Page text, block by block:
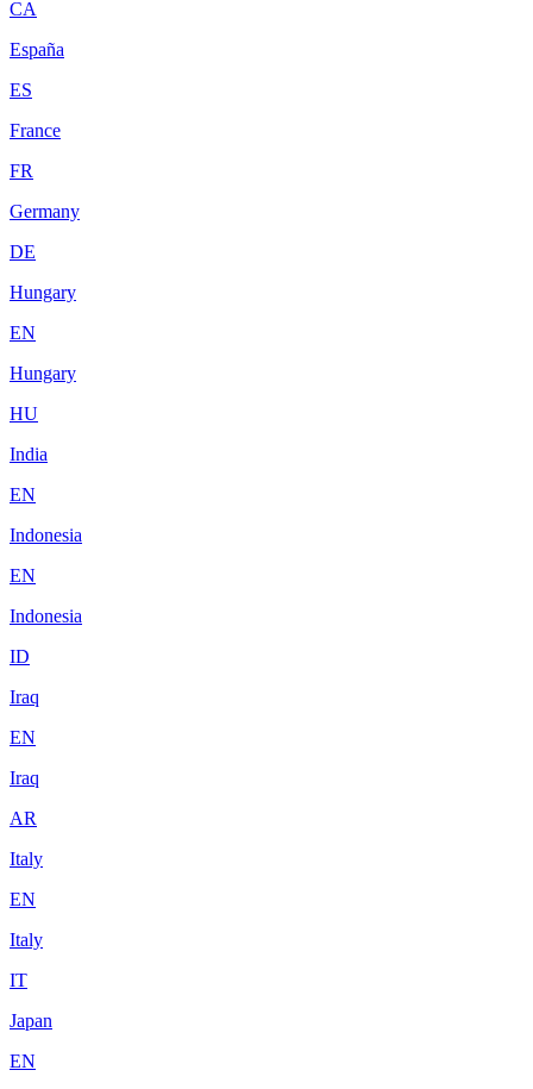
CA
España
ES
France
FR
Germany
DE
Hungary
EN
Hungary
HU
India
EN
Indonesia
EN
Indonesia
ID
Iraq
EN
Iraq
AR
Italy
EN
Italy
IT
Japan
EN